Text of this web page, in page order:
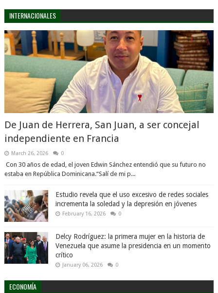
INTERNACIONALES
De Juan de Herrera, San Juan, a ser concejal
independiente en Francia
March 26, 2026 0
Con 30 años de edad, el joven Edwin Sánchez entendió que su futuro no
estaba en República Dominicana.“Salí de mi p...
Estudio revela que el uso excesivo de redes sociales
incrementa la soledad y la depresión en jóvenes
February 16, 2026 0
Delcy Rodríguez: la primera mujer en la historia de
Venezuela que asume la presidencia en un momento
crítico
January 06, 2026 0
ECONOMÍA